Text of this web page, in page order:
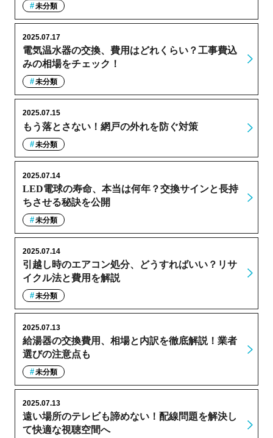
未分類
電気温水器の交換、費用はどれくらい？工事費込
みの相場をチェック！
2025.07.17
未分類
もう落とさない！網戸の外れを防ぐ対策
2025.07.15
未分類
LED電球の寿命、本当は何年？交換サインと長持
ちさせる秘訣を公開
2025.07.14
未分類
引越し時のエアコン処分、どうすればいい？リサ
イクル法と費用を解説
2025.07.14
未分類
給湯器の交換費用、相場と内訳を徹底解説！業者
選びの注意点も
2025.07.13
未分類
遠い場所のテレビも諦めない！配線問題を解決し
て快適な視聴空間へ
2025.07.13